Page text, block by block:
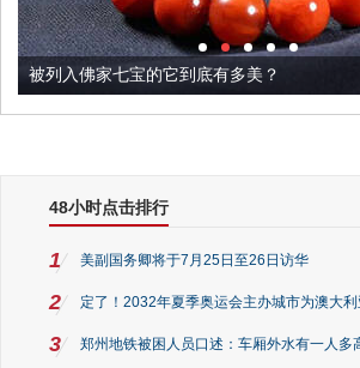
被列入佛家七宝的它到底有多美？
48小时点击排行
1 美副国务卿将于7月25日至26日访华
2 定了！2032年夏季奥运会主办城市为澳大
3 郑州地铁被困人员口述：车厢外水有一人多